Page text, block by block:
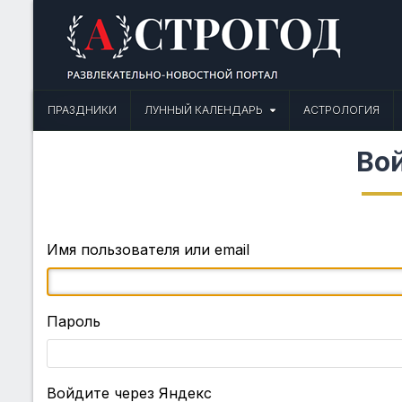
Астрогод: Праздники
ПРАЗДНИКИ
ЛУННЫЙ КАЛЕНДАРЬ АСТРОЛОГИЯ
Имя пользователя или email
Пароль
Войдите через Яндекс